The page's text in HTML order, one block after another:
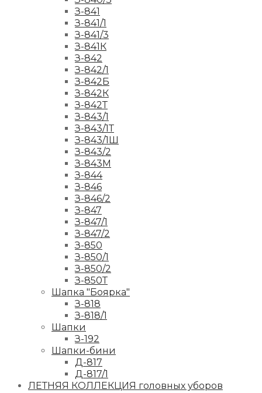
З-841
З-841/1
З-841/3
З-841К
З-842
З-842/1
З-842Б
З-842К
З-842Т
З-843/1
З-843/1Т
З-843/1Ш
З-843/2
З-843М
З-844
З-846
З-846/2
З-847
З-847/1
З-847/2
З-850
З-850/1
З-850/2
З-850Т
Шапка "Боярка"
З-818
З-818/1
Шапки
З-192
Шапки-бини
Д-817
Д-817/1
ЛЕТНЯЯ КОЛЛЕКЦИЯ головных уборов